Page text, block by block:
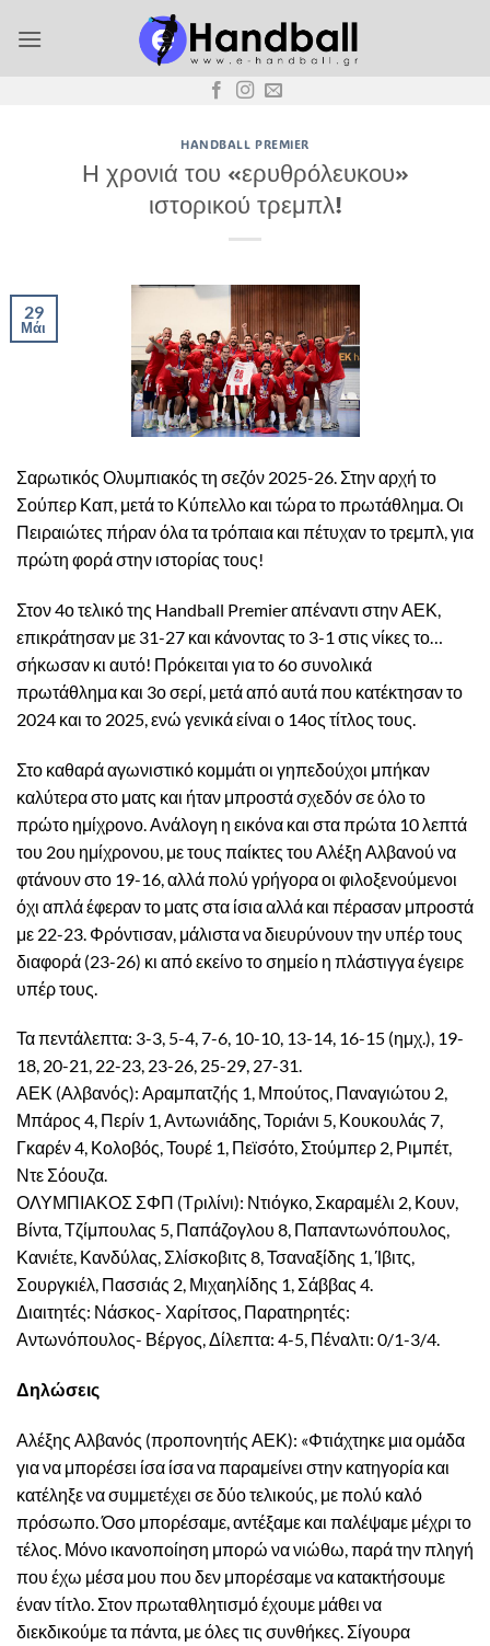
στο
HANDBALL PREMIER
Η χρονιά του «ερυθρόλευκου»
ιστορικού τρεμπλ!
29
Μάι
Σαρωτικός Ολυμπιακός τη σεζόν 2025-26. Στην αρχή το
Σούπερ Καπ, μετά το Κύπελλο και τώρα το πρωτάθλημα. Οι
Πειραιώτες πήραν όλα τα τρόπαια και πέτυχαν το τρεμπλ, για
πρώτη φορά στην ιστορίας τους!
Στον 4ο τελικό της Handball Premier απέναντι στην ΑΕΚ,
επικράτησαν με 31-27 και κάνοντας το 3-1 στις νίκες το…
σήκωσαν κι αυτό! Πρόκειται για το 6ο συνολικά
πρωτάθλημα και 3ο σερί, μετά από αυτά που κατέκτησαν το
2024 και το 2025, ενώ γενικά είναι ο 14ος τίτλος τους.
Στο καθαρά αγωνιστικό κομμάτι οι γηπεδούχοι μπήκαν
καλύτερα στο ματς και ήταν μπροστά σχεδόν σε όλο το
πρώτο ημίχρονο. Ανάλογη η εικόνα και στα πρώτα 10 λεπτά
του 2ου ημίχρονου, με τους παίκτες του Αλέξη Αλβανού να
φτάνουν στο 19-16, αλλά πολύ γρήγορα οι φιλοξενούμενοι
όχι απλά έφεραν το ματς στα ίσια αλλά και πέρασαν μπροστά
με 22-23. Φρόντισαν, μάλιστα να διευρύνουν την υπέρ τους
διαφορά (23-26) κι από εκείνο το σημείο η πλάστιγγα έγειρε
υπέρ τους.
Τα πεντάλεπτα: 3-3, 5-4, 7-6, 10-10, 13-14, 16-15 (ημχ.), 19-
18, 20-21, 22-23, 23-26, 25-29, 27-31.
ΑΕΚ (Αλβανός): Αραμπατζής 1, Μπούτος, Παναγιώτου 2,
Μπάρος 4, Περίν 1, Αντωνιάδης, Τοριάνι 5, Κουκουλάς 7,
Γκαρέν 4, Κολοβός, Τουρέ 1, Πεϊσότο, Στούμπερ 2, Ριμπέτ,
Ντε Σόουζα.
ΟΛΥΜΠΙΑΚΟΣ ΣΦΠ (Τριλίνι): Ντιόγκο, Σκαραμέλι 2, Κουν,
Βίντα, Τζίμπουλας 5, Παπάζογλου 8, Παπαντωνόπουλος,
Κανιέτε, Κανδύλας, Σλίσκοβιτς 8, Τσαναξίδης 1, Ίβιτς,
Σουργκιέλ, Πασσιάς 2, Μιχαηλίδης 1, Σάββας 4.
Διαιτητές: Νάσκος- Χαρίτσος, Παρατηρητές:
Αντωνόπουλος- Βέργος, Δίλεπτα: 4-5, Πέναλτι: 0/1-3/4.
Δηλώσεις
Αλέξης Αλβανός (προπονητής ΑΕΚ): «Φτιάχτηκε μια ομάδα
για να μπορέσει ίσα ίσα να παραμείνει στην κατηγορία και
κατέληξε να συμμετέχει σε δύο τελικούς, με πολύ καλό
πρόσωπο. Όσο μπορέσαμε, αντέξαμε και παλέψαμε μέχρι το
τέλος. Μόνο ικανοποίηση μπορώ να νιώθω, παρά την πληγή
που έχω μέσα μου που δεν μπορέσαμε να κατακτήσουμε
έναν τίτλο. Στον πρωταθλητισμό έχουμε μάθει να
διεκδικούμε τα πάντα, με όλες τις συνθήκες. Σίγουρα